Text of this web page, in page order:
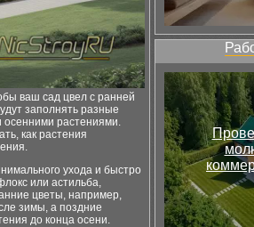
ваш сад цвел с ранней
заполнять разные
осенними растениями.
как растения
ухода и быстро
или астильба,
цветы, например,
зимы, а поздние
до конца осени.